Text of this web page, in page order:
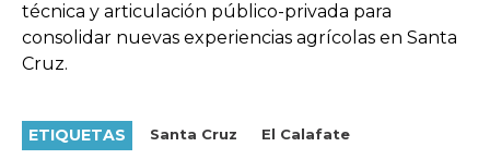
técnica y articulación público-privada para
consolidar nuevas experiencias agrícolas en Santa
Cruz.
ETIQUETAS Santa Cruz
El Calafate